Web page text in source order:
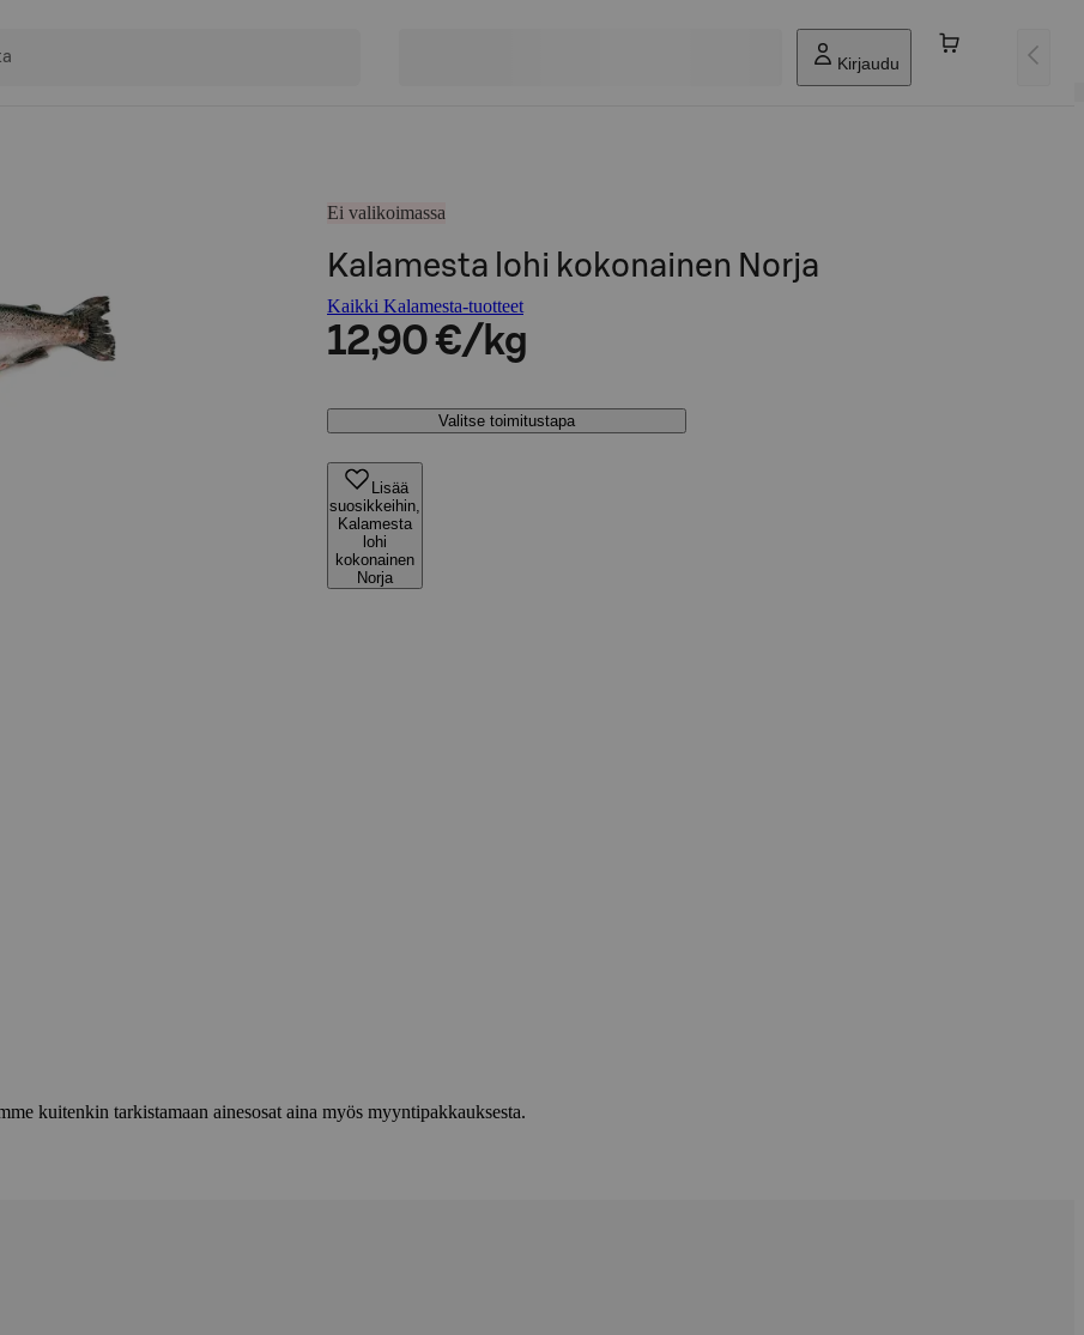
Kirjaudu
Ei valikoimassa
Kalamesta lohi kokonainen Norja
Kaikki Kalamesta-tuotteet
12,90 €/kg
Valitse toimitustapa
Lisää
suosikkeihin,
Kalamesta
lohi
kokonainen
Norja
kuitenkin tarkistamaan ainesosat aina myös myyntipakkauksesta.